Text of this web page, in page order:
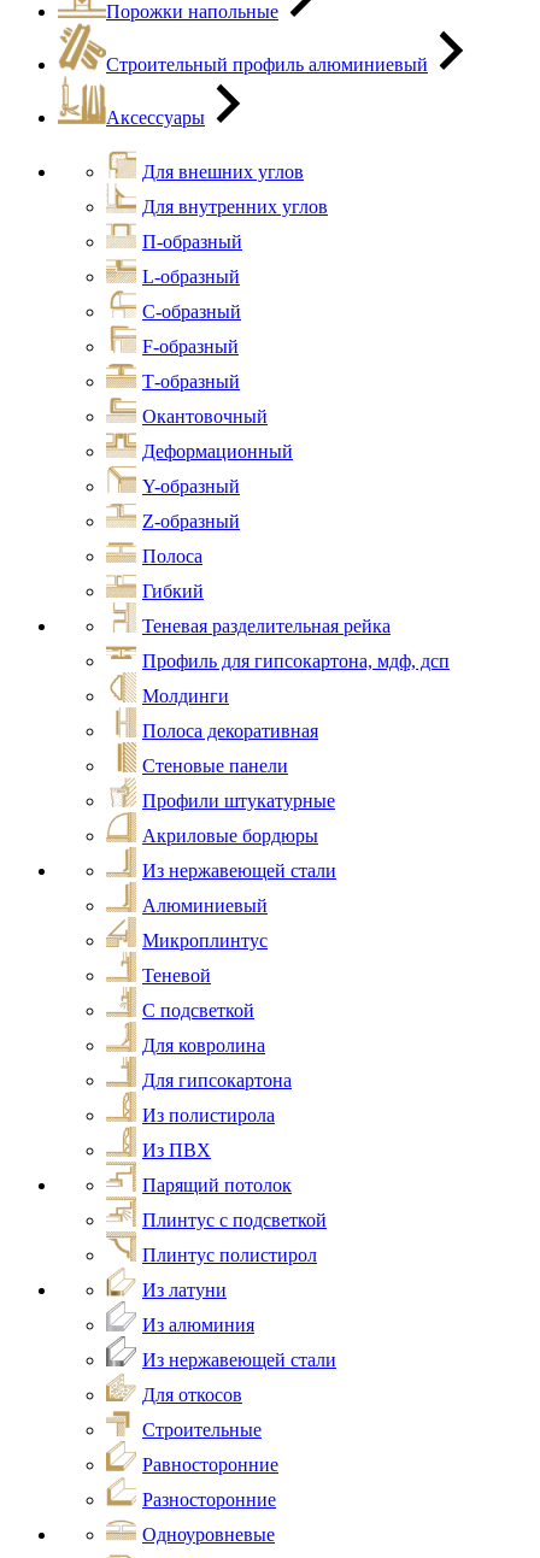
Порожки напольные
Строительный профиль алюминиевый
Аксессуары
Для внешних углов
Для внутренних углов
П-образный
L-образный
С-образный
F-образный
Т-образный
Окантовочный
Деформационный
Y-образный
Z-образный
Полоса
Гибкий
Теневая разделительная рейка
Профиль для гипсокартона, мдф, дсп
Молдинги
Полоса декоративная
Стеновые панели
Профили штукатурные
Акриловые бордюры
Из нержавеющей стали
Алюминиевый
Микроплинтус
Теневой
С подсветкой
Для ковролина
Для гипсокартона
Из полистирола
Из ПВХ
Парящий потолок
Плинтус с подсветкой
Плинтус полистирол
Из латуни
Из алюминия
Из нержавеющей стали
Для откосов
Строительные
Равносторонние
Разносторонние
Одноуровневые